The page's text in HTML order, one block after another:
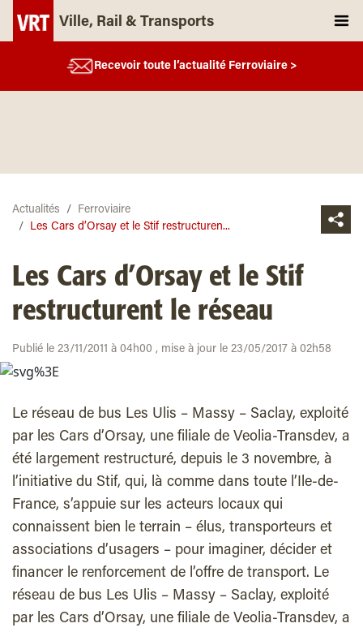
Ville, Rail & Transports
Recevoir toute l’actualité Ferroviaire >
Actualités
Ferroviaire
Les Cars d’Orsay et le Stif restructuren...
Les Cars d’Orsay et le Stif
restructurent le réseau
Publié le 23/11/2011 à 04h00 , mise à jour le 23/05/2017 à 02h58
Le réseau de bus Les Ulis – Massy – Saclay, exploité
par les Cars d’Orsay, une filiale de Veolia-Transdev, a
été largement restructuré, depuis le 3 novembre, à
l’initiative du Stif, qui, là comme dans toute l’Ile-de-
France, s’appuie sur les acteurs locaux qui
connaissent bien le terrain – élus, transporteurs et
associations d’usagers – pour imaginer, décider et
financer le renforcement de l’offre de transport. Le
réseau de bus Les Ulis – Massy – Saclay, exploité
par les Cars d’Orsay, une filiale de Veolia-Transdev, a